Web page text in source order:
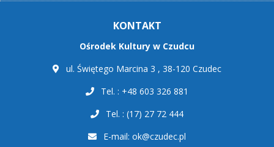
KONTAKT
Ośrodek Kultury w Czudcu
ul. Świętego Marcina 3 , 38-120 Czudec
Tel. : +48 603 326 881
Tel. : (17) 27 72 444
E-mail: ok@czudec.pl